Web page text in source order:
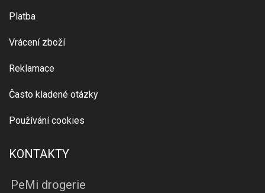
Platba
Vrácení zboží
Reklamace
Často kladené otázky
Používání cookies
KONTAKTY
PeMi drogerie